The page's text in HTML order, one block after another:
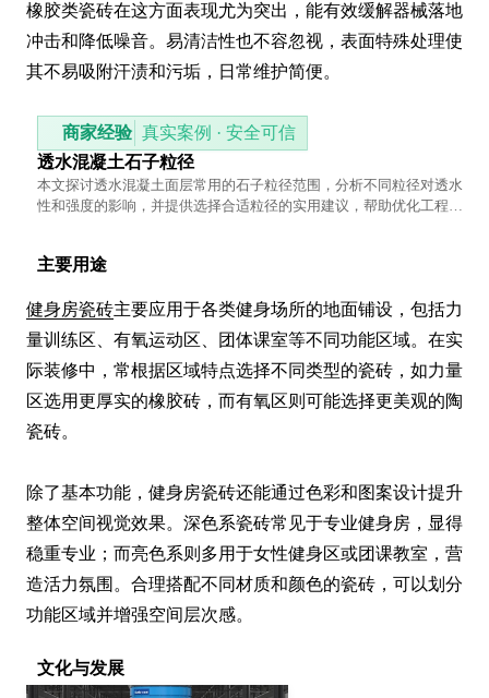
橡胶类瓷砖在这方面表现尤为突出，能有效缓解器械落地
冲击和降低噪音。易清洁性也不容忽视，表面特殊处理使
其不易吸附汗渍和污垢，日常维护简便。
商家经验 真实案例 · 安全可信
透水混凝土石子粒径
本文探讨透水混凝土面层常用的石子粒径范围，分析不同粒径对透水
性和强度的影响，并提供选择合适粒径的实用建议，帮助优化工程效
主要用途
健身房瓷砖主要应用于各类健身场所的地面铺设，包括力
量训练区、有氧运动区、团体课室等不同功能区域。在实
际装修中，常根据区域特点选择不同类型的瓷砖，如力量
区选用更厚实的橡胶砖，而有氧区则可能选择更美观的陶
瓷砖。
除了基本功能，健身房瓷砖还能通过色彩和图案设计提升
整体空间视觉效果。深色系瓷砖常见于专业健身房，显得
稳重专业；而亮色系则多用于女性健身区或团课教室，营
造活力氛围。合理搭配不同材质和颜色的瓷砖，可以划分
功能区域并增强空间层次感。
文化与发展